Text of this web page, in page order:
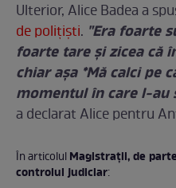
Ulterior, Alice Badea a
de poliţişti. "Era foarte
foarte tare şi zicea că
chiar aşa *Mă calci pe
momentul în care l-au
a declarat Alice pentru
În articolulMagistraţii, de
controlul judiciar: